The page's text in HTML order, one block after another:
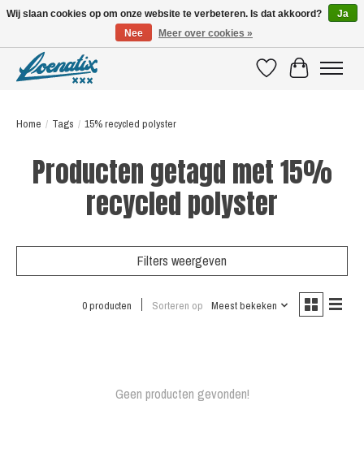
VerlanglijstWinkelwagen
Home / Tags / 15% recycled polyster
Producten getagd met 15%
recycled polyster
Filters weergeven
0 producten Sorteren op Meest bekeken
Geen producten gevonden!
Wij slaan cookies op om onze website te verbeteren. Is dat akkoord?
Ja
Nee
Meer over cookies »